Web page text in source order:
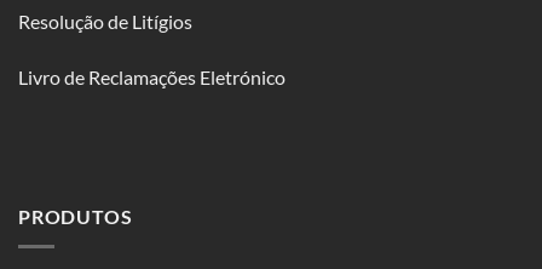
Resolução de Litígios
Livro de Reclamações Eletrónico
PRODUTOS